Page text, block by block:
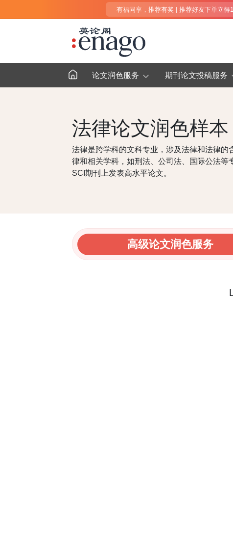
有福同享，推荐有奖 | 推荐好友下单立得
论文润色服务 期刊论文投稿服务
法律论文润色样本
法律是跨学科的文科专业，涉及法律和法律
律和相关学科，如刑法、公司法、国际公法
SCI期刊上发表高水平论文。
高级论文润色服务